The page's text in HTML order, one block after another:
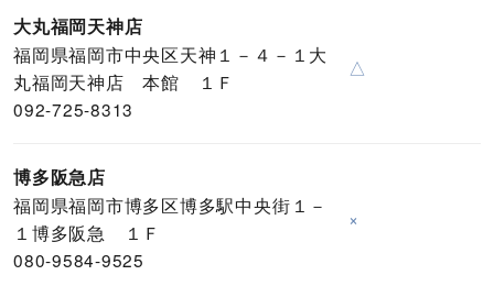
大丸福岡天神店
福岡県福岡市中央区天神１－４－１大
丸福岡天神店 本館 １Ｆ
092-725-8313
△
博多阪急店
福岡県福岡市博多区博多駅中央街１－
１博多阪急 １Ｆ
080-9584-9525
×